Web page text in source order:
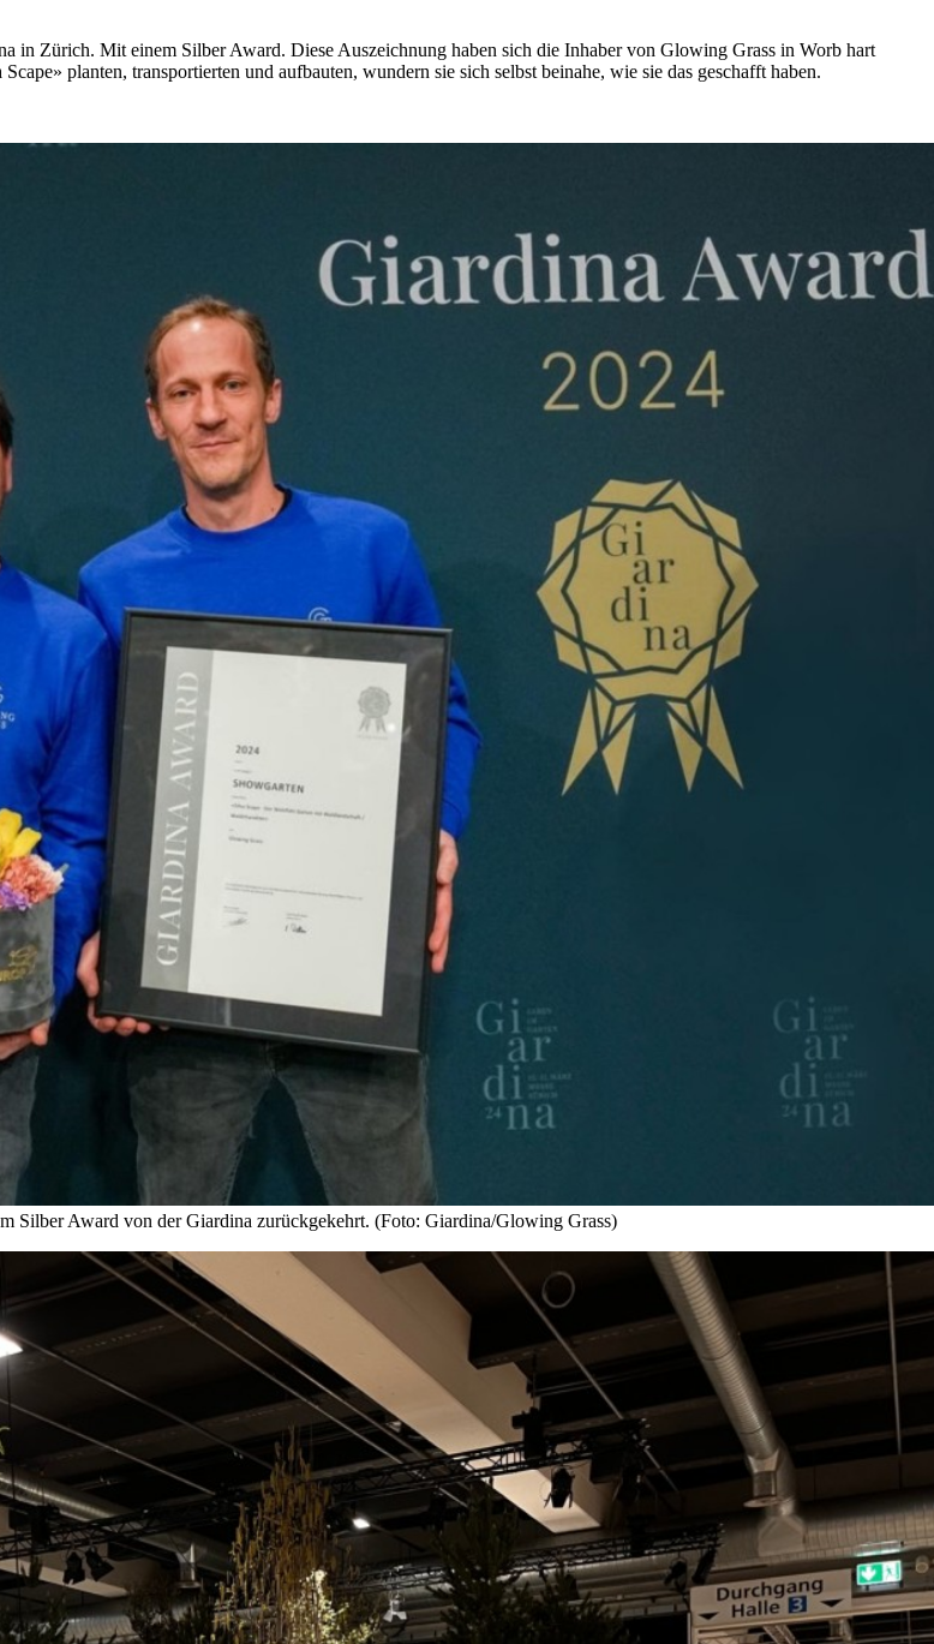
in Zürich. Mit einem Silber Award. Diese Auszeichnung haben sich die Inhaber von Glowing Grass in Worb hart
planten, transportierten und aufbauten, wundern sie sich selbst beinahe, wie sie das geschafft haben.
Award von der Giardina zurückgekehrt. (Foto: Giardina/Glowing Grass)